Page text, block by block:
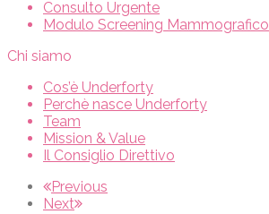
Consulto Urgente
Modulo Screening Mammografico
Chi siamo
Cos’è Underforty
Perchè nasce Underforty
Team
Mission & Value
Il Consiglio Direttivo
Previous
Next